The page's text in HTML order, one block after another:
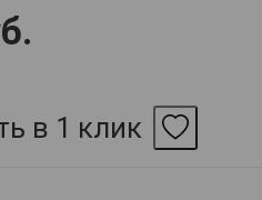
в 1 клик